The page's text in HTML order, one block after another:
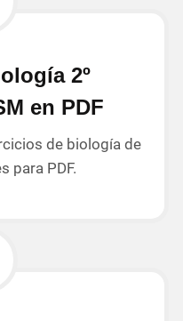
2º
en PDF
de biología de
para PDF.